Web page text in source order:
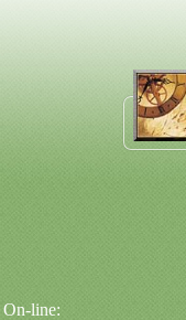
On-line: